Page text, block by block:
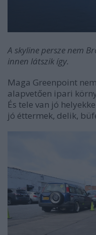
A skyline persze nem
innen látszik így.
Maga Greenpoint
alapvetően ipari
És tele van jó
jó éttermek, delik,